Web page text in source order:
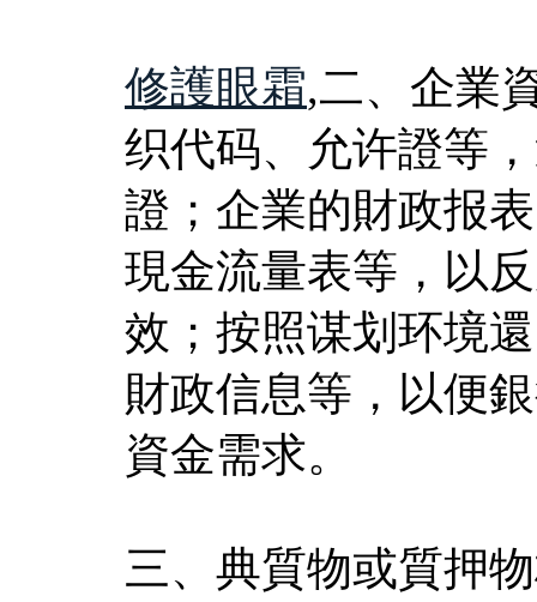
修護眼霜,二、企業
织代码、允许證等
證；企業的財政报
現金流量表等，以
效；按照谋划环境
財政信息等，以便
資金需求。
三、典質物或質押